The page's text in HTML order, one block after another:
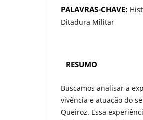
PALAVRAS-CHAVE:
Ditadura Militar
RESUMO
Buscamos analisar a
vivência e atuação do
Queiroz. Essa